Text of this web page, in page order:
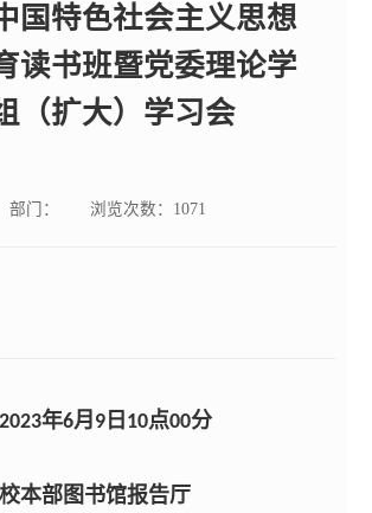
国特色社会主义思想
读书班暨党委理论学
（扩大）学习会
部门： 浏览次数： 1071
年6月9日10点00分
部图书馆报告厅